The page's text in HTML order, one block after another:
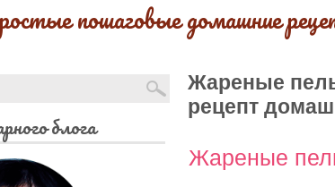
пошаговые домашние
Жареные
рецепт
Жареные
блога